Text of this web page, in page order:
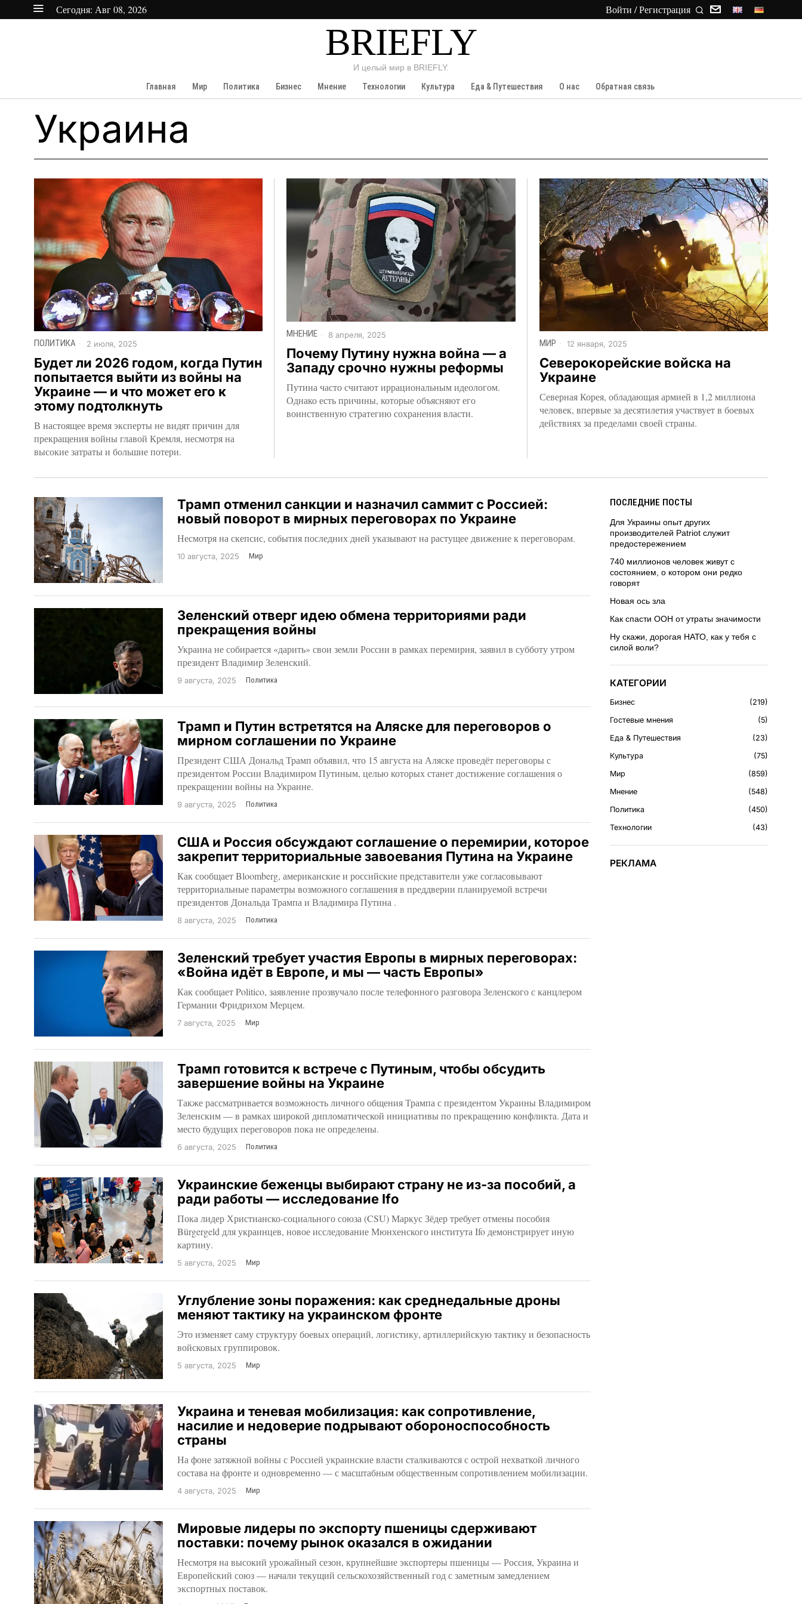
Сегодня: Авг 08, 2026 Войти / Регистрация
BRIEFLY
И целый мир в BRIEFLY.
Главная
Мир Политика Бизнес Мнение Технологии Культура Еда & Путешествия О нас Обратная связь
Украина
ПОЛИТИКА 2 июля, 2025
Будет ли 2026 годом, когда Путин
попытается выйти из войны на
Украине — и что может его к
этому подтолкнуть
В настоящее время эксперты не видят причин для
прекращения войны главой Кремля, несмотря на
высокие затраты и большие потери.
МНЕНИЕ 8 апреля, 2025
Почему Путину нужна война — а
Западу срочно нужны реформы
Путина часто считают иррациональным идеологом.
Однако есть причины, которые объясняют его
воинственную стратегию сохранения власти.
МИР 12 января, 2025
Северокорейские войска на
Украине
Северная Корея, обладающая армией в 1,2 миллиона
человек, впервые за десятилетия участвует в боевых
действиях за пределами своей страны.
Трамп отменил санкции и назначил саммит с Россией:
новый поворот в мирных переговорах по Украине
Несмотря на скепсис, события последних дней указывают на растущее движение к переговорам.
10 августа, 2025 Мир
Зеленский отверг идею обмена территориями ради
прекращения войны
Украина не собирается «дарить» свои земли России в рамках перемирия, заявил в субботу утром
президент Владимир Зеленский.
9 августа, 2025 Политика
Трамп и Путин встретятся на Аляске для переговоров о
мирном соглашении по Украине
Президент США Дональд Трамп объявил, что 15 августа на Аляске проведёт переговоры с
президентом России Владимиром Путиным, целью которых станет достижение соглашения о
прекращении войны на Украине.
9 августа, 2025 Политика
США и Россия обсуждают соглашение о перемирии, которое
закрепит территориальные завоевания Путина на Украине
Как сообщает Bloomberg, американские и российские представители уже согласовывают
территориальные параметры возможного соглашения в преддверии планируемой встречи
президентов Дональда Трампа и Владимира Путина .
8 августа, 2025 Политика
Зеленский требует участия Европы в мирных переговорах:
«Война идёт в Европе, и мы — часть Европы»
Как сообщает Politico, заявление прозвучало после телефонного разговора Зеленского с канцлером
Германии Фридрихом Мерцем.
7 августа, 2025 Мир
Трамп готовится к встрече с Путиным, чтобы обсудить
завершение войны на Украине
Также рассматривается возможность личного общения Трампа с президентом Украины Владимиром
Зеленским — в рамках широкой дипломатической инициативы по прекращению конфликта. Дата и
место будущих переговоров пока не определены.
6 августа, 2025 Политика
Украинские беженцы выбирают страну не из-за пособий, а
ради работы — исследование Ifo
Пока лидер Христианско-социального союза (CSU) Маркус Зёдер требует отмены пособия
Bürgergeld для украинцев, новое исследование Мюнхенского института Ifo демонстрирует иную
картину.
5 августа, 2025 Мир
Углубление зоны поражения: как среднедальные дроны
меняют тактику на украинском фронте
Это изменяет саму структуру боевых операций, логистику, артиллерийскую тактику и безопасность
войсковых группировок.
5 августа, 2025 Мир
Украина и теневая мобилизация: как сопротивление,
насилие и недоверие подрывают обороноспособность
страны
На фоне затяжной войны с Россией украинские власти сталкиваются с острой нехваткой личного
состава на фронте и одновременно — с масштабным общественным сопротивлением мобилизации.
4 августа, 2025 Мир
Мировые лидеры по экспорту пшеницы сдерживают
поставки: почему рынок оказался в ожидании
Несмотря на высокий урожайный сезон, крупнейшие экспортеры пшеницы — Россия, Украина и
Европейский союз — начали текущий сельскохозяйственный год с заметным замедлением
экспортных поставок.
ПОСЛЕДНИЕ ПОСТЫ
Для Украины опыт других
производителей Patriot служит
предостережением
740 миллионов человек живут с
состоянием, о котором они редко
говорят
Новая ось зла
Как спасти ООН от утраты значимости
Ну скажи, дорогая НАТО, как у тебя с
силой воли?
КАТЕГОРИИ
Бизнес
219
Гостевые мнения
5
Еда & Путешествия
23
Культура
75
Мир
859
Мнение
548
Политика
450
Технологии
43
РЕКЛАМА